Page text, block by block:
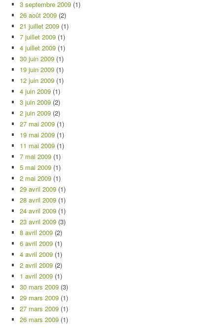
3 septembre 2009 (1)
26 août 2009 (2)
21 juillet 2009 (1)
7 juillet 2009 (1)
4 juillet 2009 (1)
30 juin 2009 (1)
19 juin 2009 (1)
12 juin 2009 (1)
4 juin 2009 (1)
3 juin 2009 (2)
2 juin 2009 (2)
27 mai 2009 (1)
19 mai 2009 (1)
11 mai 2009 (1)
7 mai 2009 (1)
5 mai 2009 (1)
2 mai 2009 (1)
29 avril 2009 (1)
28 avril 2009 (1)
24 avril 2009 (1)
23 avril 2009 (3)
8 avril 2009 (2)
6 avril 2009 (1)
4 avril 2009 (1)
2 avril 2009 (2)
1 avril 2009 (1)
30 mars 2009 (3)
29 mars 2009 (1)
27 mars 2009 (1)
26 mars 2009 (1)